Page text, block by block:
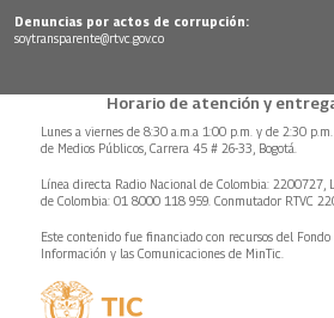
Denuncias por actos de corrupción:
soytransparente@rtvc.gov.co
Horario de atención y
Lunes a viernes de 8:30 a.m.a 1:00 p.m. y de 2:30
de Medios Públicos, Carrera 45 # 26-33, Bogotá.
Línea directa Radio Nacional de Colombia: 2200727,
de Colombia: 01 8000 118 959. Conmutador RTVC
Este contenido fue financiado con recursos del Fondo
Información y las Comunicaciones de MinTic.